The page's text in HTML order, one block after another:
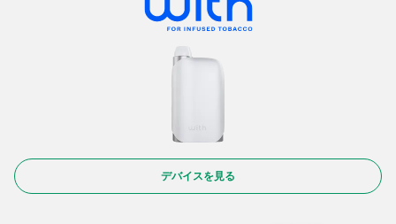
デバイスを見る